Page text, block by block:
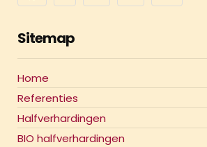
Sitemap
Home
Referenties
Halfverhardingen
BIO halfverhardingen